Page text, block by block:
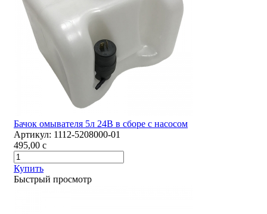
Бачок омывателя 5л 24В в сборе с насосом
Артикул: 1112-5208000-01
495,00 c
Купить
Быстрый просмотр